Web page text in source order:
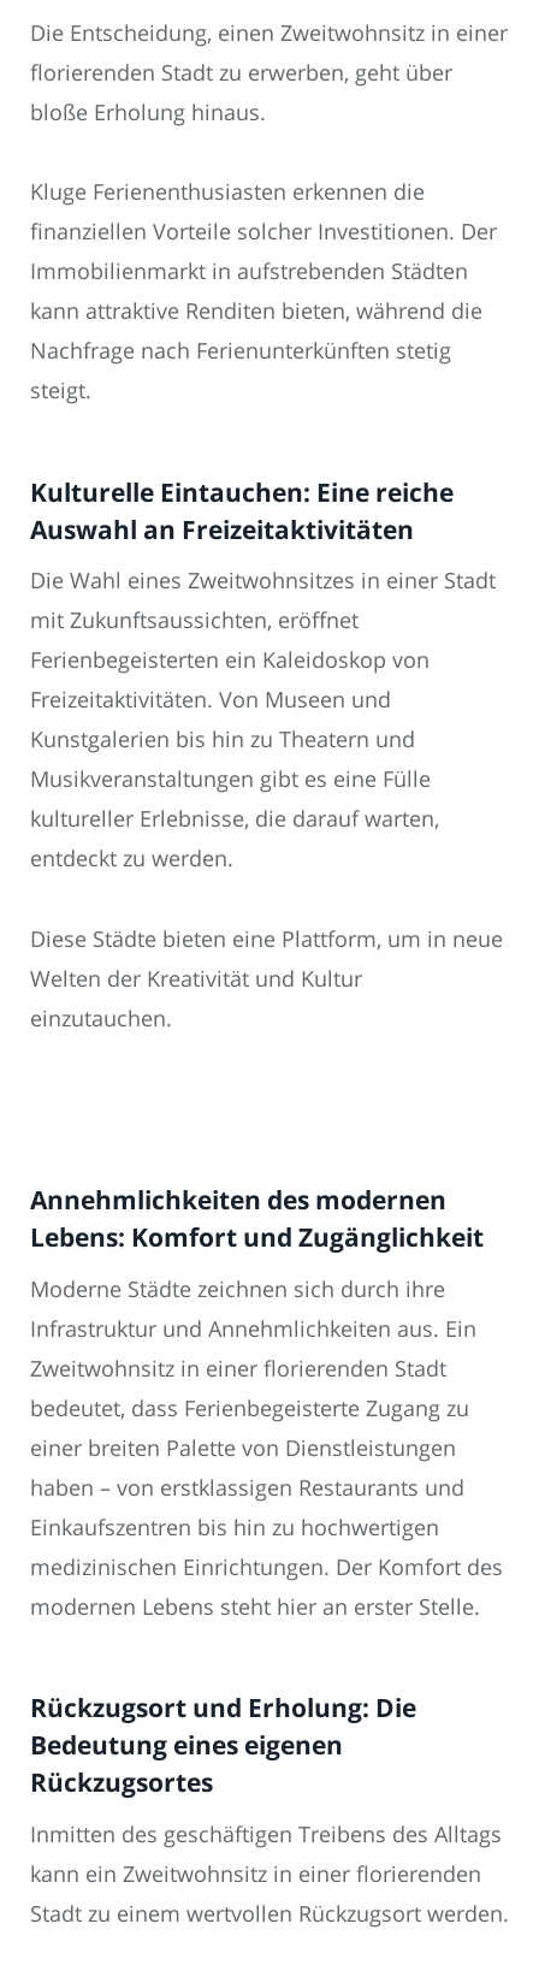
Die Entscheidung, einen Zweitwohnsitz in einer
florierenden Stadt zu erwerben, geht über
bloße Erholung hinaus.
Kluge Ferienenthusiasten erkennen die
finanziellen Vorteile solcher Investitionen. Der
Immobilienmarkt in aufstrebenden Städten
kann attraktive Renditen bieten, während die
Nachfrage nach Ferienunterkünften stetig
steigt.
Kulturelle Eintauchen: Eine reiche
Auswahl an Freizeitaktivitäten
Die Wahl eines Zweitwohnsitzes in einer Stadt
mit Zukunftsaussichten, eröffnet
Ferienbegeisterten ein Kaleidoskop von
Freizeitaktivitäten. Von Museen und
Kunstgalerien bis hin zu Theatern und
Musikveranstaltungen gibt es eine Fülle
kultureller Erlebnisse, die darauf warten,
entdeckt zu werden.
Diese Städte bieten eine Plattform, um in neue
Welten der Kreativität und Kultur
einzutauchen.
Annehmlichkeiten des modernen
Lebens: Komfort und Zugänglichkeit
Moderne Städte zeichnen sich durch ihre
Infrastruktur und Annehmlichkeiten aus. Ein
Zweitwohnsitz in einer florierenden Stadt
bedeutet, dass Ferienbegeisterte Zugang zu
einer breiten Palette von Dienstleistungen
haben – von erstklassigen Restaurants und
Einkaufszentren bis hin zu hochwertigen
medizinischen Einrichtungen. Der Komfort des
modernen Lebens steht hier an erster Stelle.
Rückzugsort und Erholung: Die
Bedeutung eines eigenen
Rückzugsortes
Inmitten des geschäftigen Treibens des Alltags
kann ein Zweitwohnsitz in einer florierenden
Stadt zu einem wertvollen Rückzugsort werden.